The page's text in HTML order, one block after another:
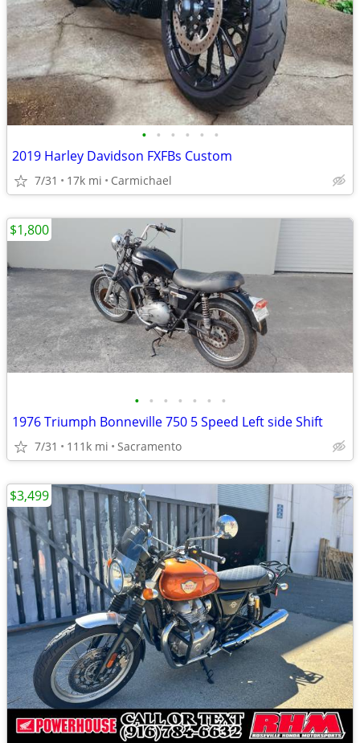
• • • • • •
2019 Harley Davidson FXFBs Custom
7/31 17k mi Carmichael
• • • • • • •
1976 Triumph Bonneville 750 5 Speed Left side Shift
7/31 111k mi Sacramento
$1,800
$3,499